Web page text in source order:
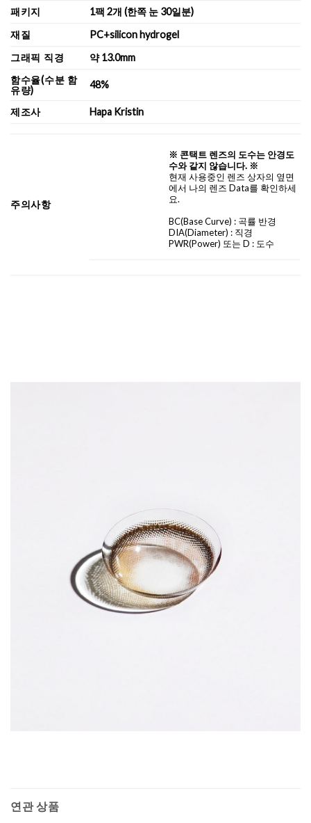
패키지
1팩 2개 (한쪽 눈 30일분)
재질
PC+silicon hydrogel
그래픽 직경
약 13.0mm
함수율(수분 함
유량)
48%
제조사 Hapa Kristin
주의사항
※ 콘택트 렌즈의 도수는 안경도
수와 같지 않습니다. ※
현재 사용중인 렌즈 상자의 옆면
에서 나의 렌즈 Data를 확인하세
요.
BC(Base Curve) : 곡률 반경
DIA(Diameter) : 직경
PWR(Power) 또는 D : 도수
연관 상품